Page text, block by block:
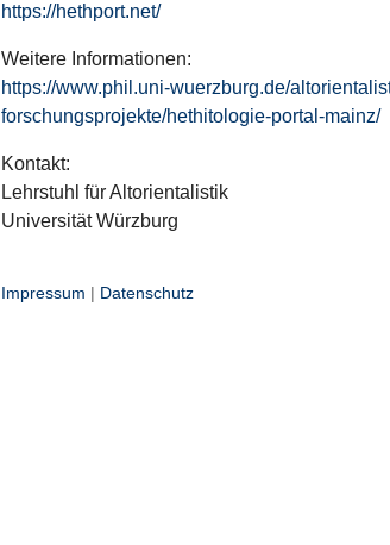
https://hethport.net/
Weitere Informationen:
https://www.phil.uni-wuerzburg.de/
forschungsprojekte/hethitologie-portal-mainz/
Kontakt:
Lehrstuhl für Altorientalistik
Universität Würzburg
Impressum | Datenschutz